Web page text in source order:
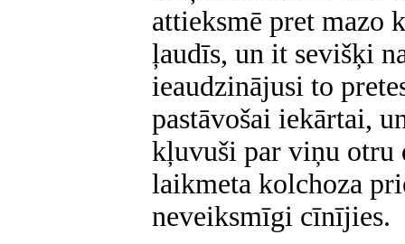
attieksmē pret mazo
ļaudīs, un it sevišķi
ieaudzinājusi to
pastāvošai iekārtai,
kļuvuši par viņu otru
laikmeta kolchoza
neveiksmīgi cīnījies.